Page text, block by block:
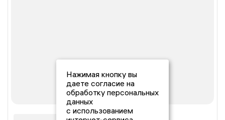
Нажимая кнопку вы
даете согласие на
обработку персональных
данных
с использованием